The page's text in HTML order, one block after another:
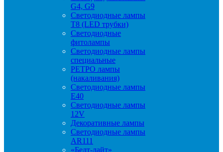
G4, G9
Светодиодные лампы
Т8 (LED трубки)
Светодиодные
фитолампы
Светодиодные лампы
специальные
РЕТРО лампы
(накаливания)
Светодиодные лампы
E40
Светодиодные лампы
12V
Декоративные лампы
Светодиодные лампы
AR111
«Белт-лайт»